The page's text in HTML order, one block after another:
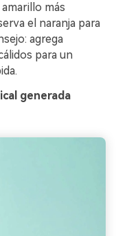
más
el naranja para
agrega
para un
generada